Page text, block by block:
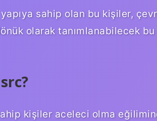
sahip olan bu kişiler,
olarak tanımlanabilecek
kişiler aceleci olma